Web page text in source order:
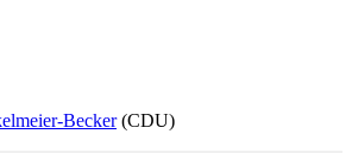
Becker(CDU)